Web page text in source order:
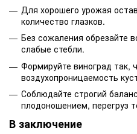
Для хорошего урожая
количество глазков.
Без сожаления обрезайте
слабые стебли.
Формируйте виноград так,
воздухопроницаемость
Соблюдайте строгий
плодоношением, перегруз
В заключение